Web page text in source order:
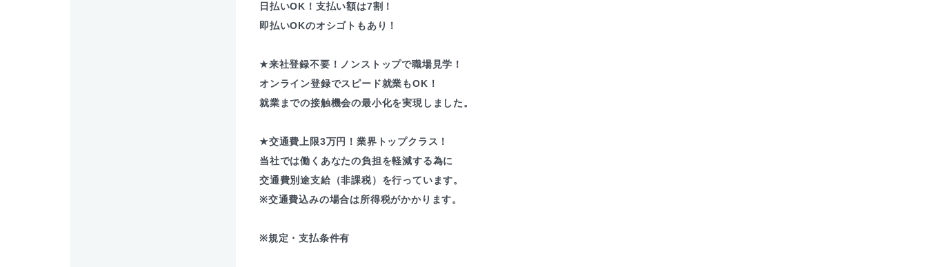
日払いOK！支払い額は7割！
即払いOKのオシゴトもあり！
★来社登録不要！ノンストップで職場見学！
オンライン登録でスピード就業もOK！
就業までの接触機会の最小化を実現しました。
★交通費上限3万円！業界トップクラス！
当社では働くあなたの負担を軽減する為に
交通費別途支給（非課税）を行っています。
※交通費込みの場合は所得税がかかります。
※規定・支払条件有